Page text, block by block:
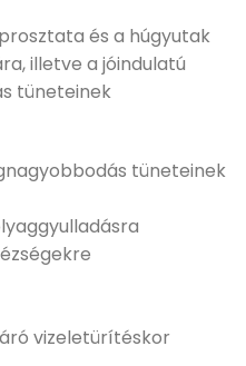
és a húgyutak
illetve a jóindulatú
tüneteinek
tüneteinek
vizeletürítéskor